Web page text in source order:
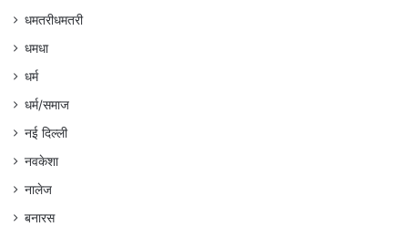
धमतरीधमतरी
धमधा
धर्म
धर्म/समाज
नई दिल्ली
नवकेशा
नालेज
बनारस